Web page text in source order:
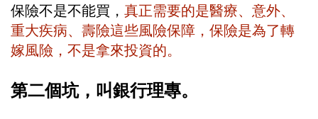
保險不是不能買， 真正需要的是醫療、意外、
重大疾病、壽險這些風險保障，保險是為了轉
嫁風險，不是拿來投資的。
第二個坑，叫銀行理專。